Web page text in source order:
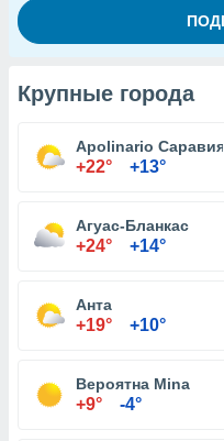
Крупные города
Apolinario Саравия
+22° +13°
Агуас-Бланкас
+24° +14°
Анта
+19° +10°
Вероятна Mina
+9° -4°